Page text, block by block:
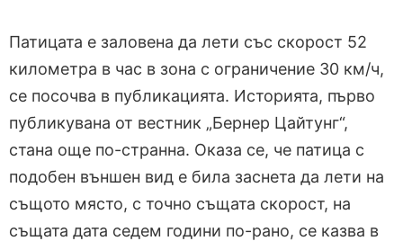
Патицата е заловена да лети със скорост 52
километра в час в зона с ограничение 30 км/ч,
се посочва в публикацията. Историята, първо
публикувана от вестник „Бернер Цайтунг“,
стана още по-странна. Оказа се, че патица с
подобен външен вид е била заснета да лети на
същото място, с точно същата скорост, на
същата дата седем години по-рано, се казва в